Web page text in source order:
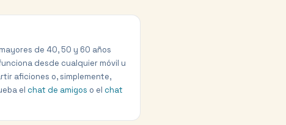
de 40, 50 y 60 años
desde cualquier móvil u
aficiones o, simplemente,
el chat de amigos o el chat